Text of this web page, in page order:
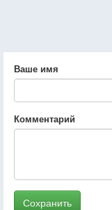
Ваше имя
Комментарий
Сохранить